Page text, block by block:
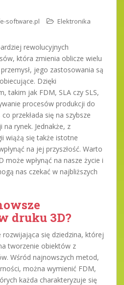
software.pl Elektronika
rewolucyjnych
która zmienia oblicze wielu
jego zastosowania są
Dzięki
takim jak FDM, SLA czy SLS,
procesów produkcji do
przekłada się na szybsze
rynek. Jednakże, z
wiążą się także istotne
na jej przyszłość. Warto
może wpłynąć na nasze życie i
nas czekać w najbliższych
druku 3D?
się dziedzina, której
tworzenie obiektów z
Wśród najnowszych metod,
można wymienić FDM,
każda charakteryzuje się